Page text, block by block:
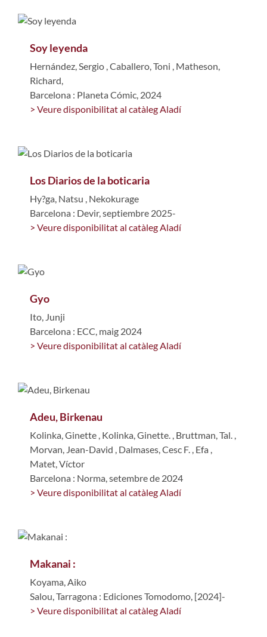
Soy leyenda
Hernández, Sergio Caballero, Toni Matheson,
Richard,
Barcelona : Planeta Cómic, 2024
> Veure disponibilitat al catàleg Aladí
Los Diarios de la boticaria
Hy?ga, Natsu Nekokurage
Barcelona : Devir, septiembre 2025-
> Veure disponibilitat al catàleg Aladí
Gyo
Ito, Junji
Barcelona : ECC, maig 2024
> Veure disponibilitat al catàleg Aladí
Adeu, Birkenau
Kolinka, Ginette Kolinka, Ginette. Bruttman, Tal.
Morvan, Jean-David Dalmases, Cesc F. Efa
Matet, Víctor
Barcelona : Norma, setembre de 2024
> Veure disponibilitat al catàleg Aladí
Makanai :
Koyama, Aiko
Salou, Tarragona : Ediciones Tomodomo, [2024]-
> Veure disponibilitat al catàleg Aladí